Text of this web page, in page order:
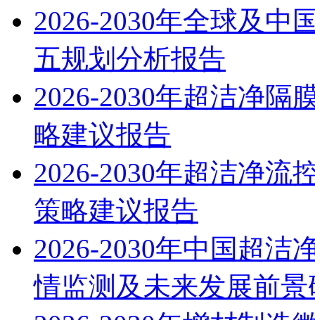
2026-2030年全球及中
五规划分析报告
2026-2030年超洁净隔
略建议报告
2026-2030年超洁净流
策略建议报告
2026-2030年中国超洁
情监测及未来发展前